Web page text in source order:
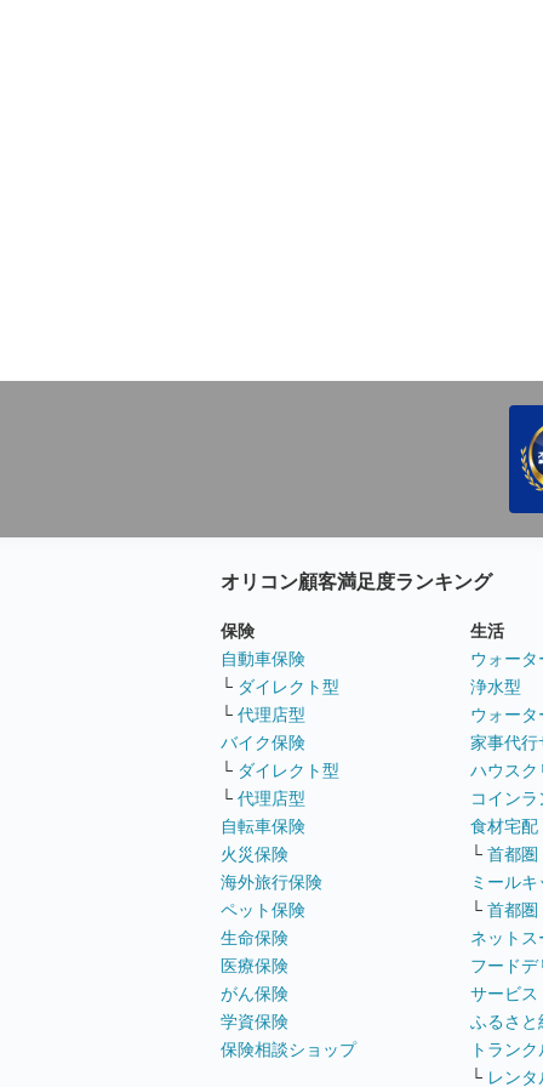
オリコン顧客満足度ランキング
保険
自動車保険
└ ダイレクト型
└ 代理店型
バイク保険
└ ダイレクト型
└ 代理店型
自転車保険
火災保険
海外旅行保険
ペット保険
生命保険
医療保険
がん保険
学資保険
保険相談ショップ
生活
ウォータ
浄水型
ウォータ
家事代行
ハウスク
コイン
食材宅配
└ 首都圏
ミールキ
└ 首都圏
ネットス
フードデ
サービス
ふるさと
トラン
└ レン